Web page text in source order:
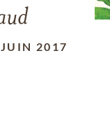
2017